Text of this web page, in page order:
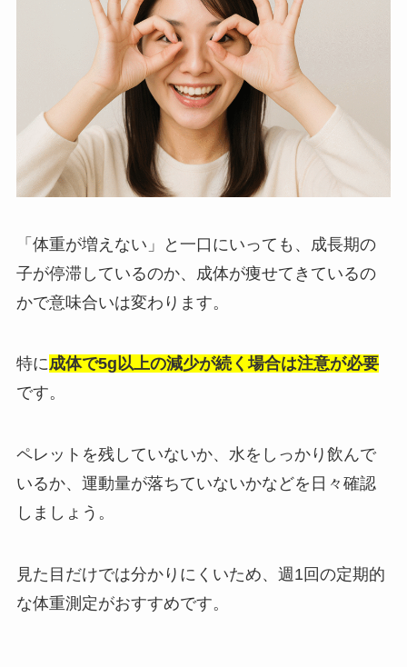
「体重が増えない」と一口にいっても、成長期の
子が停滞しているのか、成体が痩せてきているの
かで意味合いは変わります。
特に成体で5g以上の減少が続く場合は注意が必要
です。
ペレットを残していないか、水をしっかり飲んで
いるか、運動量が落ちていないかなどを日々確認
しましょう。
見た目だけでは分かりにくいため、週1回の定期的
な体重測定がおすすめです。